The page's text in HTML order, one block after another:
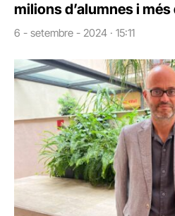
milions d’alumnes i
6 - setembre - 2024 · 15:11